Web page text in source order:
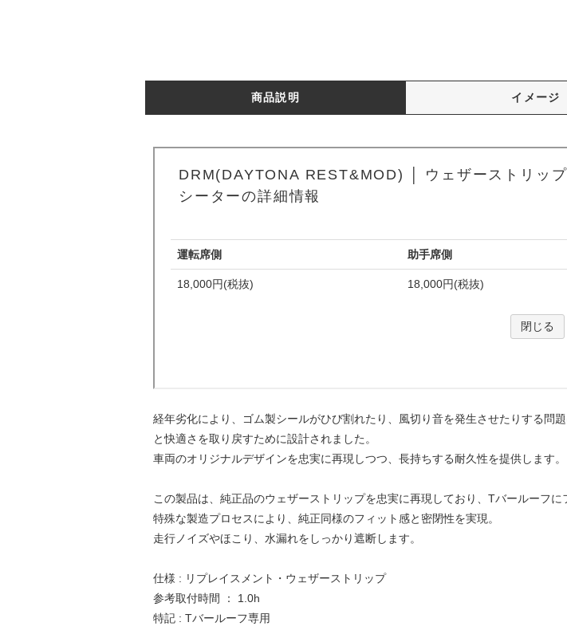
商品説明 イメージ
経年劣化により、ゴム製シールがひび割れたり、風切り音を発生させたりする問
と快適さを取り戻すために設計されました。
車両のオリジナルデザインを忠実に再現しつつ、長持ちする耐久性を提供します。
この製品は、純正品のウェザーストリップを忠実に再現しており、Tバールーフに
特殊な製造プロセスにより、純正同様のフィット感と密閉性を実現。
走行ノイズやほこり、水漏れをしっかり遮断します。
仕様 : リプレイスメント・ウェザーストリップ
参考取付時間 ： 1.0h
特記 : Tバールーフ専用